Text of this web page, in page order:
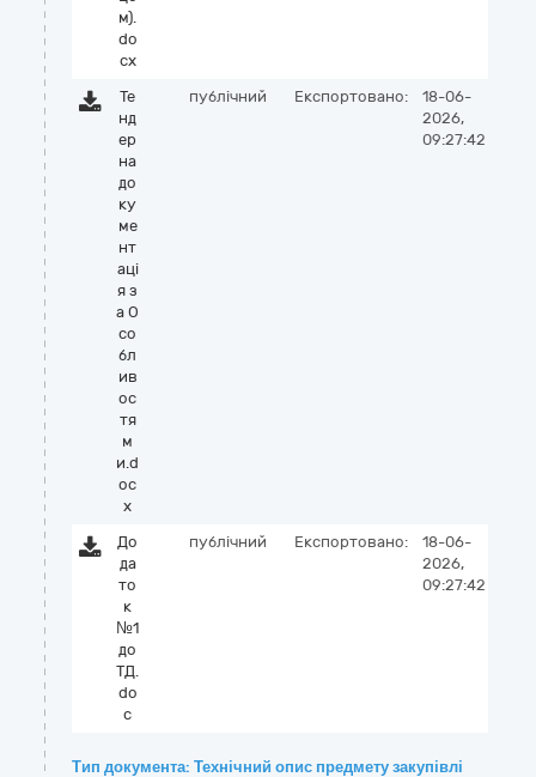
м).
do
cx
Те
нд
ер
на
до
ку
ме
нт
аці
я з
а О
со
бл
ив
ос
тя
м
и.d
oc
x
публічний Експортовано:
18-06-
2026,
09:27:42
До
да
то
к
№1
до
ТД.
do
c
публічний Експортовано:
18-06-
2026,
09:27:42
Тип документа: Технічний опис предмету закупівлі